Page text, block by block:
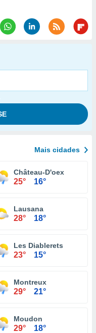
Mais cidades
Château-D'oex
25° 16°
Lausana
28° 18°
Les Diablerets
23° 15°
Montreux
29° 21°
Moudon
29° 18°